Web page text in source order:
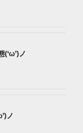
(‘ω’)ノ
ノ